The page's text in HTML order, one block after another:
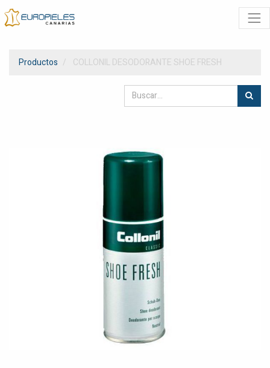
Productos COLLONIL DESODORANTE SHOE FRESH